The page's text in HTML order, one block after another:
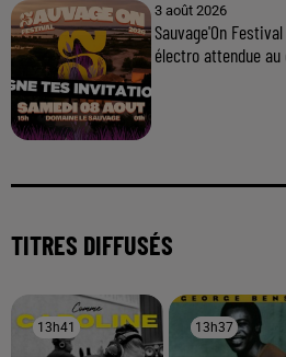
3 août 2026
Sauvage'On
électro attendue
TITRES DIFFUSÉS
13h41
13h41 13h37
13h37